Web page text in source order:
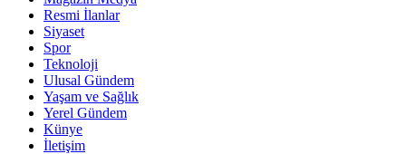
Resmi İlanlar
Siyaset
Spor
Teknoloji
Ulusal Gündem
Yaşam ve Sağlık
Yerel Gündem
Künye
İletişim